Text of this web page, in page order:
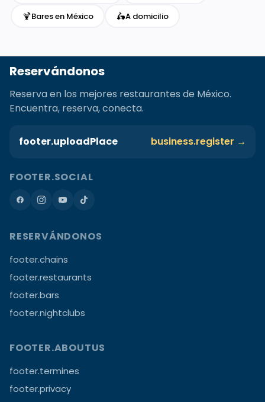
🍹Bares en México 🛵A domicilio
Reservándonos
Reserva en los mejores restaurantes de México.
Encuentra, reserva, conecta.
footer.uploadPlace business.register →
FOOTER.SOCIAL
RESERVÁNDONOS
footer.chains
footer.restaurants
footer.bars
footer.nightclubs
FOOTER.ABOUTUS
footer.termines
footer.privacy